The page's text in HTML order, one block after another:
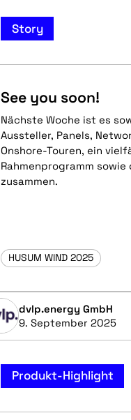
Story
See you soon!
Nächste Woche ist es
Aussteller, Panels,
Onshore-Touren, ein
Rahmenprogramm sowie
zusammen.
HUSUM WIND 2025
dvlp.energy GmbH
9. September 2025
Produkt-Highlight